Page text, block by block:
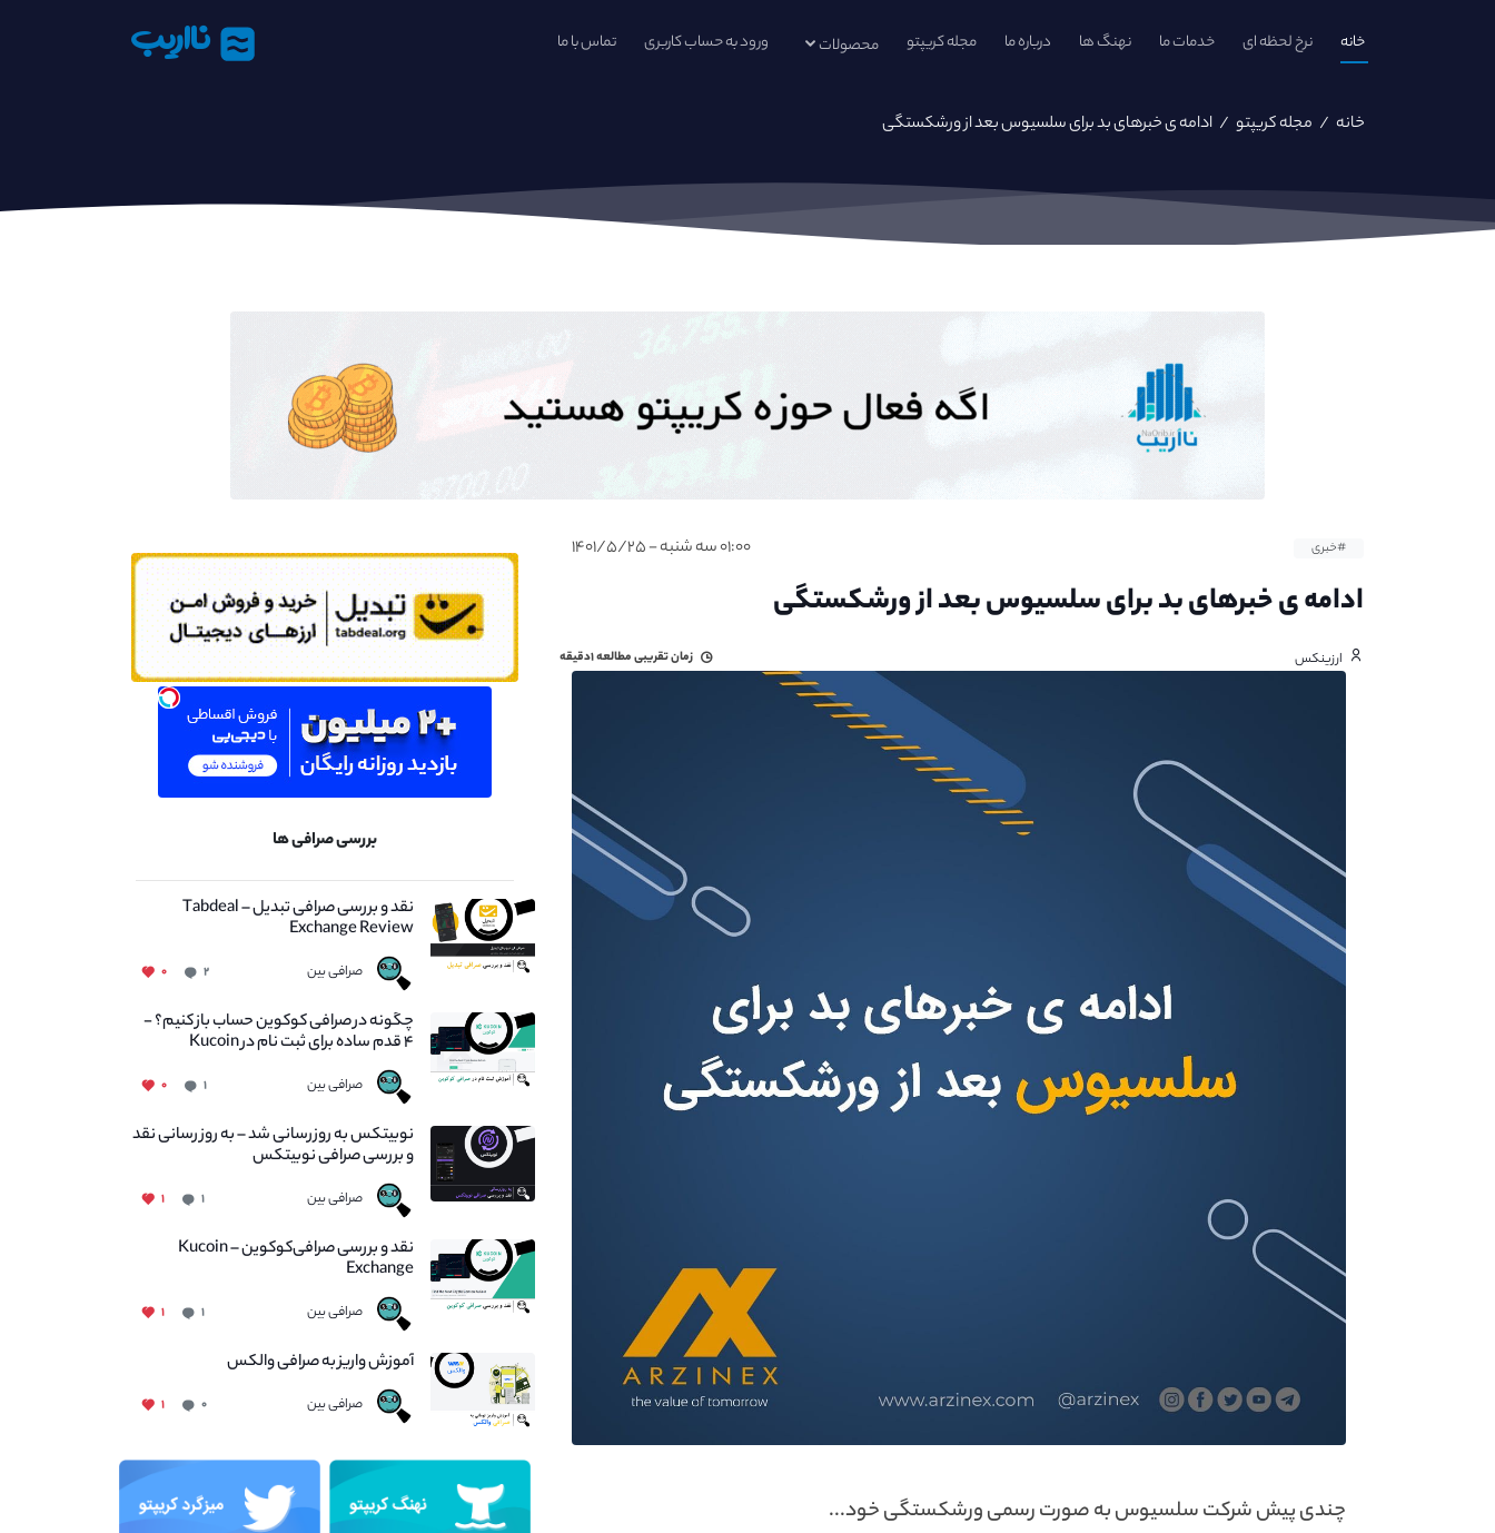
خانه نرخ لحظه ای خدمات ما نهنگ ها درباره ما مجله کریپتو محصولات ورود به حساب کاربری تماس با ما نااریب
خانه / مجله کریپتو / ادامه ی خبرهای بد برای سلسیوس بعد از ورشکستگی
#خبری ۰۱:۰۰ سه شنبه - ۱۴۰۱/۵/۲۵
ادامه ی خبرهای بد برای سلسیوس بعد از ورشکستگی
ارزینکس زمان تقریبی مطالعه۱دقیقه
چندی پیش شرکت سلسیوس به صورت رسمی ورشکستگی خود...
بررسی صرافی ها
نقد و بررسی صرافی تبدیل – Tabdeal
Exchange Review
صرافی بین ۲ ۰
چگونه در صرافی کوکوین حساب باز کنیم؟ -
۴ قدم ساده برای ثبت نام در Kucoin
صرافی بین ۱ ۰
نوبیتکس به روزرسانی شد – به روز رسانی نقد
و بررسی صرافی نوبیتکس
صرافی بین ۱ ۱
نقد و بررسی صرافی‌کوکوین – Kucoin
Exchange
صرافی بین ۱ ۱
آموزش واریز به صرافی والکس
صرافی بین ۰ ۱